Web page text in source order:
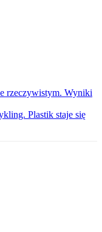
rzeczywistym. Wyniki
Plastik staje się